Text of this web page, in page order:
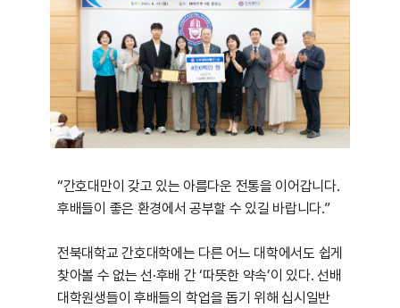
“간호대만이 갖고 있는 아름다운 전통을 이어갑니다.
후배들이 좋은 환경에서 공부할 수 있길 바랍니다.”
전북대학교 간호대학에는 다른 어느 대학에서도 쉽게
찾아볼 수 없는 선·후배 간 ‘따뜻한 약속’이 있다. 선배
대학원생들이 후배들의 학업을 돕기 위해 십시일반